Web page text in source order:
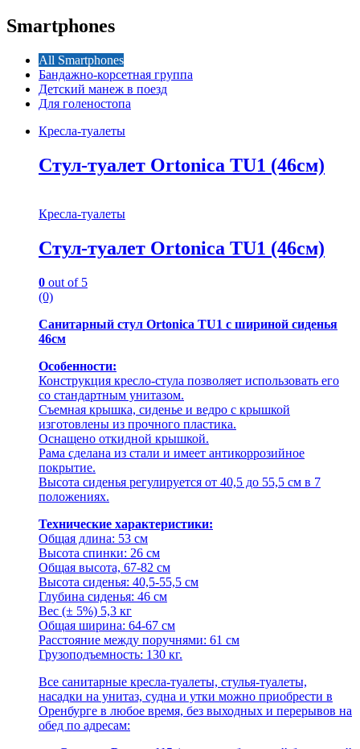
Smartphones
All Smartphones
Бандажно-корсетная группа
Детский манеж в поезд
Для голеностопа
Кресла-туалеты
Стул-туалет Ortonica TU1 (46см)
Кресла-туалеты
Стул-туалет Ortonica TU1 (46см)
0 out of 5
(0)
Санитарный стул Ortonica TU1 с шириной сиденья
46см
Особенности:
Конструкция кресло-стула позволяет использовать его
со стандартным унитазом.
Съемная крышка, сиденье и ведро с крышкой
изготовлены из прочного пластика.
Оснащено откидной крышкой.
Рама сделана из стали и имеет антикоррозийное
покрытие.
Высота сиденья регулируется от 40,5 до 55,5 см в 7
положениях.
Технические характеристики:
Общая длина: 53 см
Высота спинки: 26 см
Общая высота, 67-82 см
Высота сиденья: 40,5-55,5 см
Глубина сиденья: 46 см
Вес (± 5%) 5,3 кг
Общая ширина: 64-67 см
Расстояние между поручнями: 61 см
Грузоподъемность: 130 кг.
Все санитарные кресла-туалеты, стулья-туалеты,
насадки на унитаз, судна и утки можно приобрести в
Оренбурге в любое время, без выходных и перерывов на
обед по адресам: